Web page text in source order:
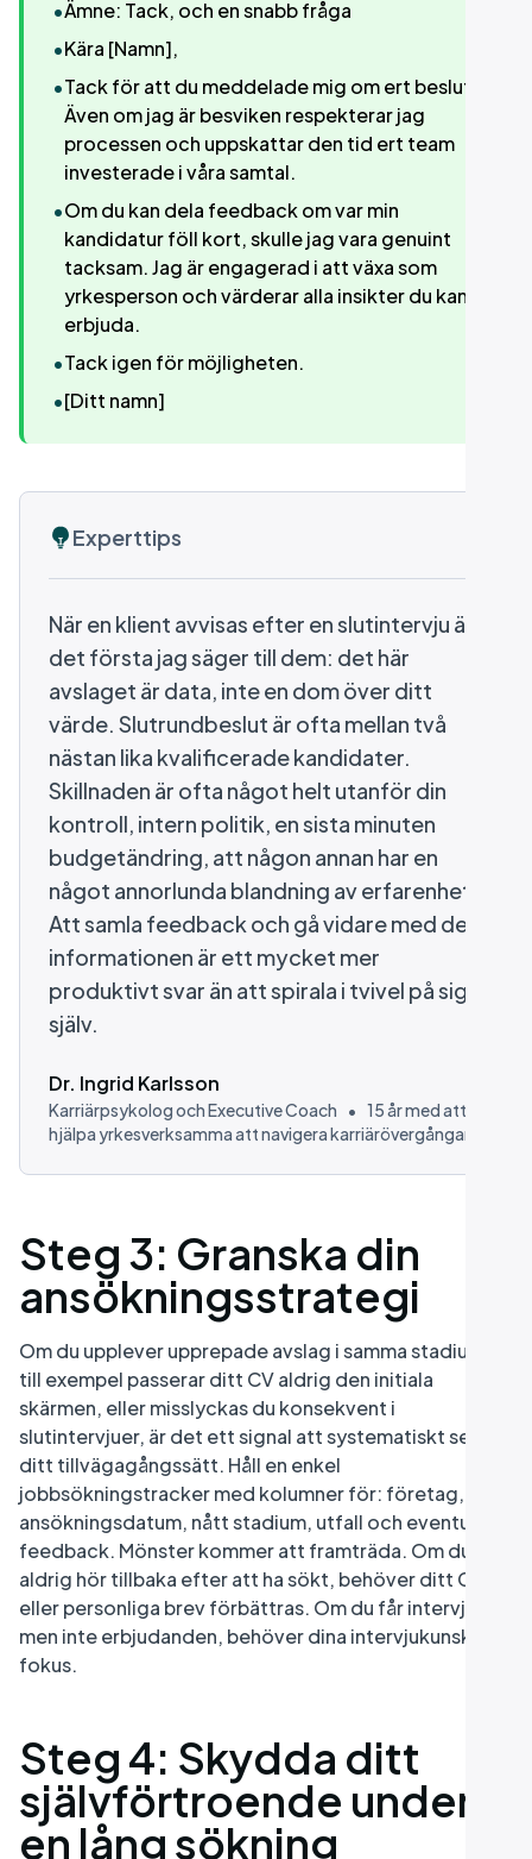
•Ämne: Tack, och en snabb fråga
•Kära [Namn],
•Tack för att du meddelade mig om ert beslut.
Även om jag är besviken respekterar jag
processen och uppskattar den tid ert team
investerade i våra samtal.
•Om du kan dela feedback om var min
kandidatur föll kort, skulle jag vara genuint
tacksam. Jag är engagerad i att växa som
yrkesperson och värderar alla insikter du kan
erbjuda.
•Tack igen för möjligheten.
•[Ditt namn]
Experttips
När en klient avvisas efter en slutintervju är
det första jag säger till dem: det här
avslaget är data, inte en dom över ditt
värde. Slutrundbeslut är ofta mellan två
nästan lika kvalificerade kandidater.
Skillnaden är ofta något helt utanför din
kontroll, intern politik, en sista minuten
budgetändring, att någon annan har en
något annorlunda blandning av erfarenhet.
Att samla feedback och gå vidare med den
informationen är ett mycket mer
produktivt svar än att spirala i tvivel på sig
själv.
Dr. Ingrid Karlsson
Karriärpsykolog och Executive Coach • 15 år med att
hjälpa yrkesverksamma att navigera karriärövergångar
Steg 3: Granska din
ansökningsstrategi
Om du upplever upprepade avslag i samma stadium,
till exempel passerar ditt CV aldrig den initiala
skärmen, eller misslyckas du konsekvent i
slutintervjuer, är det ett signal att systematiskt se på
ditt tillvägagångssätt. Håll en enkel
jobbsökningstracker med kolumner för: företag, roll,
ansökningsdatum, nått stadium, utfall och eventuell
feedback. Mönster kommer att framträda. Om du
aldrig hör tillbaka efter att ha sökt, behöver ditt CV
eller personliga brev förbättras. Om du får intervjuer
men inte erbjudanden, behöver dina intervjukunskaper
fokus.
Steg 4: Skydda ditt
självförtroende under
en lång sökning